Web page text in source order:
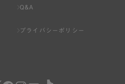
Q&A
プライバシーポリシー